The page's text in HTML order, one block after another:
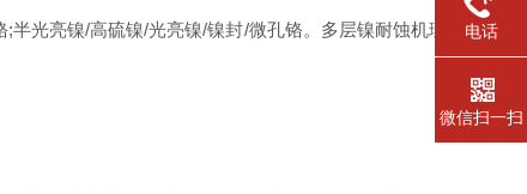
;半光亮镍/高硫镍/光亮镍/镍封/微孔铬。多层镍耐蚀机理
电话
微信扫一扫